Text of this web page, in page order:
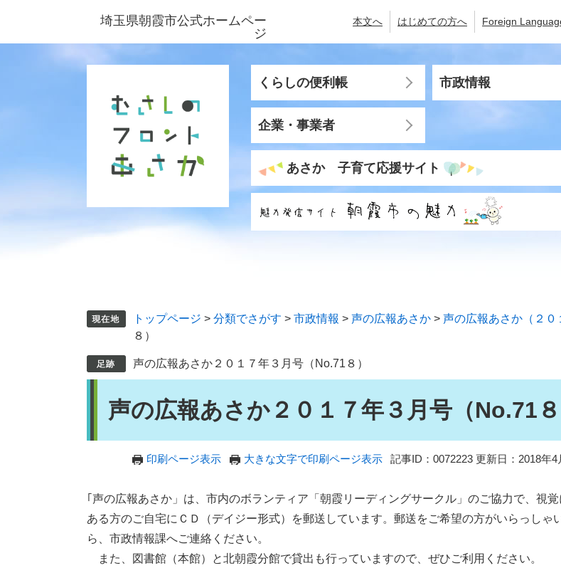
ジ
ュ
埼玉県朝霞市公式ホームペー
ジ
本文へ はじめての方へ Foreign
くらしの便利帳 市政情報
企業・事業者
あさか 子育て応援サイト
トップページ > 分類でさがす > 市政情報 > 声の広報あさか > 声の広報あさか（２０
８）
声の広報あさか２０１７年３月号（No.71８）
声の広報あさか２０１７年３月号（No.71８
印刷ページ表示 大きな文字で印刷ページ表示 記事ID：0072223 更新日：2018年4
｢声の広報あさか」は、市内のボランティア「朝霞リーディングサークル」のご協力で、視
ある方のご自宅にＣＤ（デイジー形式）を郵送しています。郵送をご希望の方がいらっしゃ
ら、市政情報課へご連絡ください。
また、図書館（本館）と北朝霞分館で貸出も行っていますので、ぜひご利用ください。